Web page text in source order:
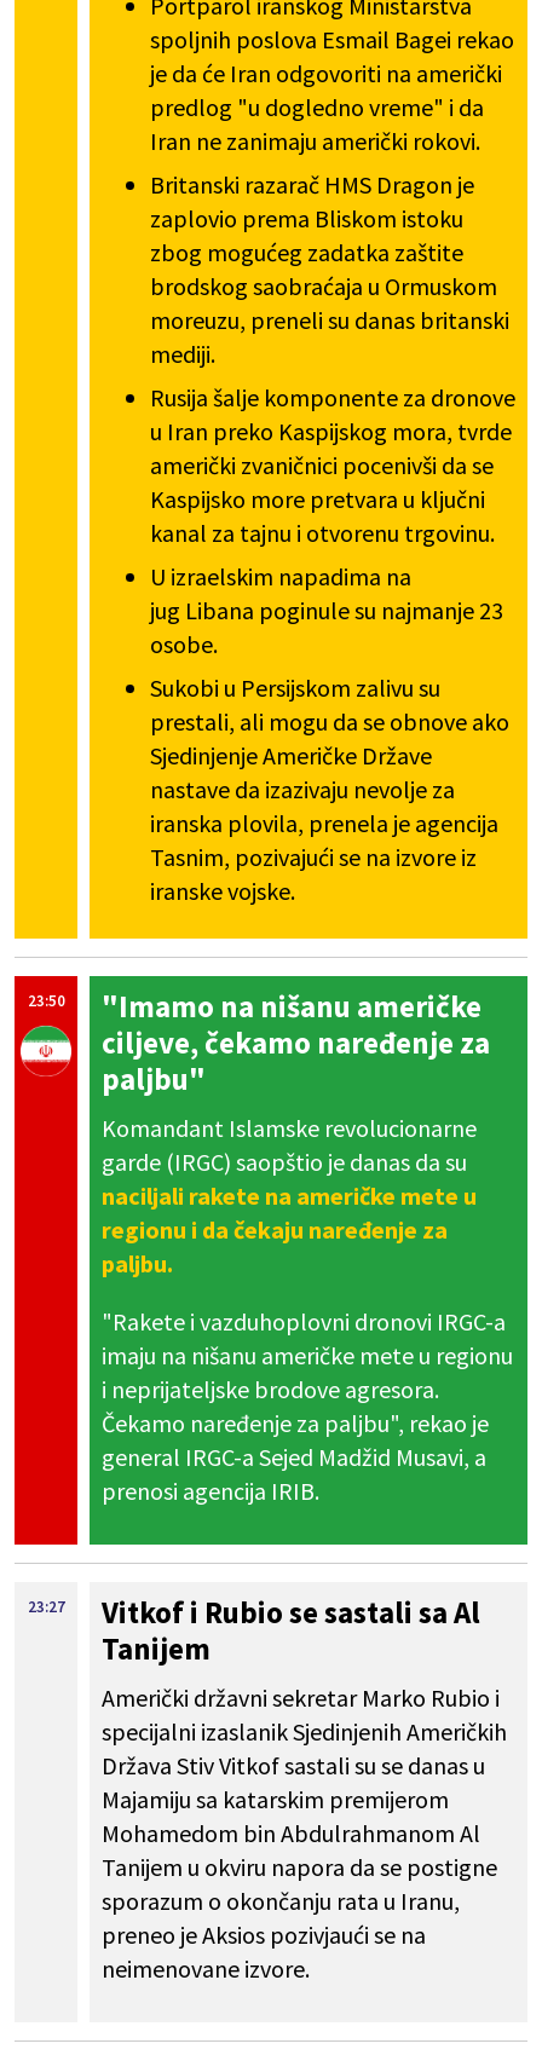
spoljnih poslova Esmail Bagei rekao
je da će Iran odgovoriti na američki
predlog "u dogledno vreme" i da
Iran ne zanimaju američki rokovi.
Britanski razarač HMS Dragon je
zaplovio prema Bliskom istoku
zbog mogućeg zadatka zaštite
brodskog saobraćaja u Ormuskom
moreuzu, preneli su danas britanski
mediji.
Rusija šalje komponente za dronove
u Iran preko Kaspijskog mora, tvrde
američki zvaničnici pocenivši da se
Kaspijsko more pretvara u ključni
kanal za tajnu i otvorenu trgovinu.
U izraelskim napadima na
jug Libana poginule su najmanje 23
osobe.
Sukobi u Persijskom zalivu su
prestali, ali mogu da se obnove ako
Sjedinjenje Američke Države
nastave da izazivaju nevolje za
iranska plovila, prenela je agencija
Tasnim, pozivajući se na izvore iz
iranske vojske.
23:50
"Imamo na nišanu američke
ciljeve, čekamo naređenje za
paljbu"
Komandant Islamske revolucionarne
garde (IRGC) saopštio je danas da su
naciljali rakete na američke mete u
regionu i da čekaju naređenje za
paljbu.
"Rakete i vazduhoplovni dronovi IRGC-a
imaju na nišanu američke mete u regionu
i neprijateljske brodove agresora.
Čekamo naređenje za paljbu", rekao je
general IRGC-a Sejed Madžid Musavi, a
prenosi agencija IRIB.
23:27
Vitkof i Rubio se sastali sa Al
Tanijem
Američki državni sekretar Marko Rubio i
specijalni izaslanik Sjedinjenih Američkih
Država Stiv Vitkof sastali su se danas u
Majamiju sa katarskim premijerom
Mohamedom bin Abdulrahmanom Al
Tanijem u okviru napora da se postigne
sporazum o okončanju rata u Iranu,
preneo je Aksios pozivjaući se na
neimenovane izvore.